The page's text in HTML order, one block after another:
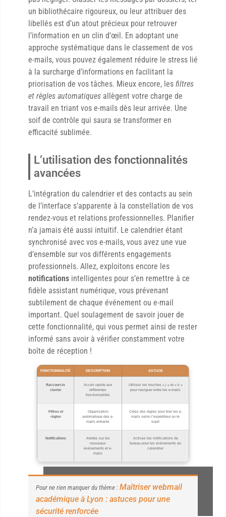
un bibliothécaire rigoureux, ou leur attribuer des
libellés est d’un atout précieux pour retrouver
l’information en un clin d’œil. En adoptant une
approche systématique dans le classement de vos
e-mails, vous pouvez également réduire le stress lié
à la surcharge d’informations en facilitant la
priorisation de vos tâches. Mieux encore, les filtres
et règles automatiques allègent votre charge de
travail en triant vos e-mails dès leur arrivée. Une
soif de contrôle qui saura se transformer en
efficacité sublimée.
L’utilisation des fonctionnalités
avancées
L’intégration du calendrier et des contacts au sein
de l’interface s’apparente à la constellation de vos
rendez-vous et relations professionnelles. Planifier
n’a jamais été aussi intuitif. Le calendrier étant
synchronisé avec vos e-mails, vous avez une vue
d’ensemble sur vos différents engagements
professionnels. Allez, exploitons encore les
notifications intelligentes pour s’en remettre à ce
fidèle assistant numérique, vous prévenant
subtilement de chaque événement ou e-mail
important. Quel soulagement de savoir jouer de
cette fonctionnalité, qui vous permet ainsi de rester
informé sans avoir à vérifier constamment votre
boîte de réception !
FONCTIONNALITÉ DESCRIPTION ASTUCE
Raccourcis
clavier
Accès rapide aux
différentes
fonctionnalités
Utilisez les touches « j » et « k »
pour naviguer entre les e-mails
Filtres et
règles
Organisation
automatique des e-
mails entrants
Créez des règles pour trier les e-
mails selon l’expéditeur ou le
sujet
Notifications
Alertes sur les
nouveaux
événements et e-
mails
Activez les notifications de
bureau pour les événements du
calendrier
Pour ne rien manquer du thème : Maîtriser webmail
académique à Lyon : astuces pour une
sécurité renforcée